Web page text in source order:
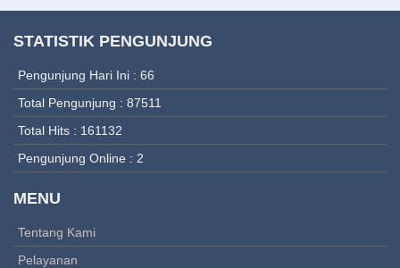
STATISTIK PENGUNJUNG
Pengunjung Hari Ini : 66
Total Pengunjung : 87511
Total Hits : 161132
Pengunjung Online : 2
MENU
Tentang Kami
Pelayanan